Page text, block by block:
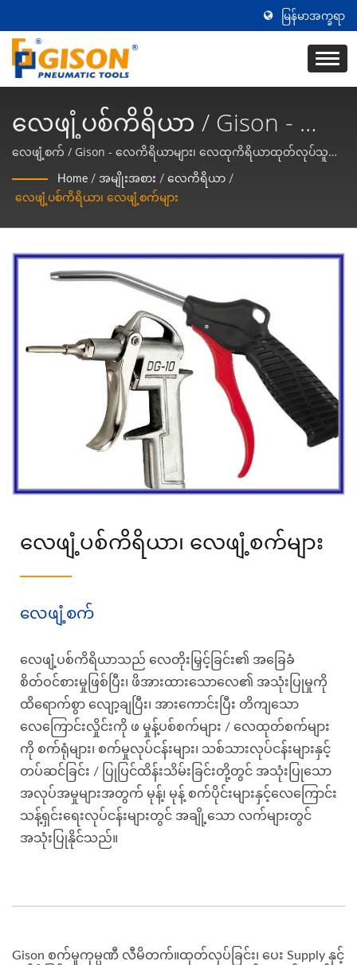
မြန်မာအက္ခရာ
လေဖျံ့ပစ်ကိရိယာ / Gison - လေ
ကိရိယာများ၊ လေထုကိရိယာ
ထုတ်လုပ်သူ အထူးပြုပေးသူ
လေဖျံ့စက် / Gison - လေကိရိယာများ၊ လေထုကိရိယာထုတ်လုပ်သူ
အထူးပြုပေးသူ
Home / အမျိုးအစား / လေကိရိယာ /
လေဖျံ့ပစ်ကိရိယာ၊ လေဖျံ့စက်များ
လေဖျံ့ပစ်ကိရိယာ၊ လေဖျံ့စက်များ
လေဖျံ့စက်
လေဖျံ့ပစ်ကိရိယာသည် လေတိုးမြှင့်ခြင်း၏ အခြေခံ
စိတ်ဝင်စားမှုဖြစ်ပြီး၊ ဖိအားထားသောလေ၏ အသုံးပြုမှုကို
ထိရောက်စွာ လျော့ချပြီး၊ အားကောင်းပြီး တိကျသော
လေကြောင်းလှိုင်းကို ဖ မှုန့်ပစ်စက်များ / လေထုတ်စက်များ
ကို စက်ရုံများ၊ စက်မှုလုပ်ငန်းများ၊ သစ်သားလုပ်ငန်းများနှင့်
တပ်ဆင်ခြင်း / ပြုပြင်ထိန်းသိမ်းခြင်းတို့တွင် အသုံးပြုသော
အလုပ်အမှုများအတွက် မုန့်၊ မုန့် စက်ပိုင်းများနှင့်လေကြောင်း
သန့်ရှင်းရေးလုပ်ငန်းများတွင် အချို့သော လက်များတွင်
အသုံးပြုနိုင်သည်။
Gison စက်မှုကုမ္ပဏီ လီမိတက်။ထုတ်လုပ်ခြင်း၊ ပေး Supply နှင့်